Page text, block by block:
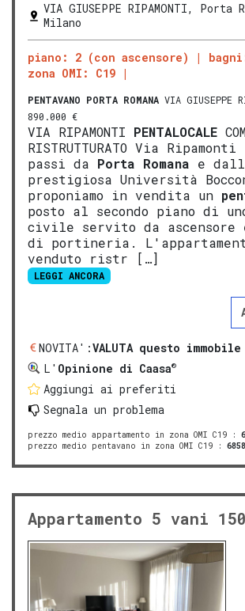
VIA GIUSEPPE RIPAMONTI, Porta
Milano
piano: 2 (con ascensore)
zona OMI: C19
PENTAVANO PORTA ROMANA VIA GIUSEPPE
890.000 €
VIA RIPAMONTI PENTALOCALE
RISTRUTTURATO Via
passi da Porta Romana e
prestigiosa Università
proponiamo in vendita un
posto al secondo piano di
civile servito da ascensore
di portineria.
venduto ristr […]
LEGGI ANCORA
NOVITA':VALUTA questo immobile
L' Opinione di Caasa®
Aggiungi ai preferiti
Segnala un problema
prezzo medio appartamento in zona OMI C19 :
prezzo medio pentavano in zona OMI C19 : 6858
Appartamento 5 vani